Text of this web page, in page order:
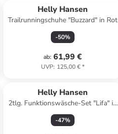
Helly Hansen
Trailrunningschuhe "Buzzard" in Rot
-50%
ab: 61,99 €
UVP: 125,00 €*
Helly Hansen
2tlg. Funktionswäsche-Set "Lifa" in
Pink/ Schwarz
-47%